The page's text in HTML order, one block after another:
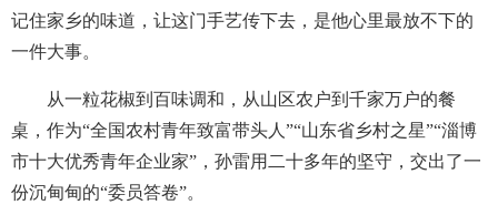
记住家乡的味道，让这门手艺传下去，是他心里最放不下的
一件大事。
从一粒花椒到百味调和，从山区农户到千家万户的餐
桌，作为“全国农村青年致富带头人”“山东省乡村之星”“淄博
市十大优秀青年企业家”，孙雷用二十多年的坚守，交出了一
份沉甸甸的“委员答卷”。